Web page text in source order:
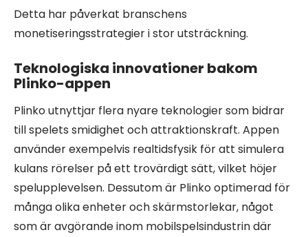
Detta har påverkat branschens
monetiseringsstrategier i stor utsträckning.
Teknologiska innovationer bakom
Plinko-appen
Plinko utnyttjar flera nyare teknologier som bidrar
till spelets smidighet och attraktionskraft. Appen
använder exempelvis realtidsfysik för att simulera
kulans rörelser på ett trovärdigt sätt, vilket höjer
spelupplevelsen. Dessutom är Plinko optimerad för
många olika enheter och skärmstorlekar, något
som är avgörande inom mobilspelsindustrin där